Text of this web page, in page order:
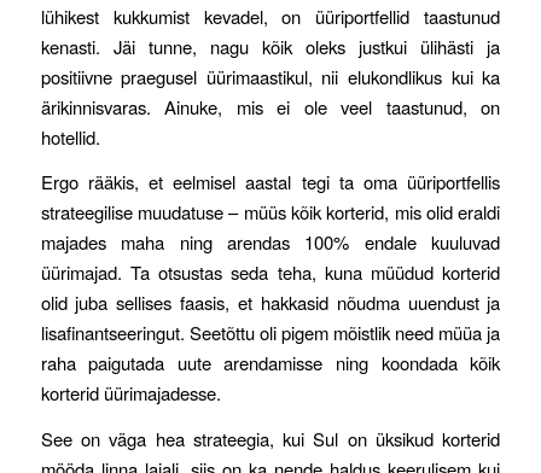
lühikest kukkumist kevadel, on üüriportfellid taastunud
kenasti. Jäi tunne, nagu kõik oleks justkui ülihästi ja
positiivne praegusel üürimaastikul, nii elukondlikus kui ka
ärikinnisvaras. Ainuke, mis ei ole veel taastunud, on
hotellid.
Ergo rääkis, et eelmisel aastal tegi ta oma üüriportfellis
strateegilise muudatuse – müüs kõik korterid, mis olid eraldi
majades maha ning arendas 100% endale kuuluvad
üürimajad. Ta otsustas seda teha, kuna müüdud korterid
olid juba sellises faasis, et hakkasid nõudma uuendust ja
lisafinantseeringut. Seetõttu oli pigem mõistlik need müüa ja
raha paigutada uute arendamisse ning koondada kõik
korterid üürimajadesse.
See on väga hea strateegia, kui Sul on üksikud korterid